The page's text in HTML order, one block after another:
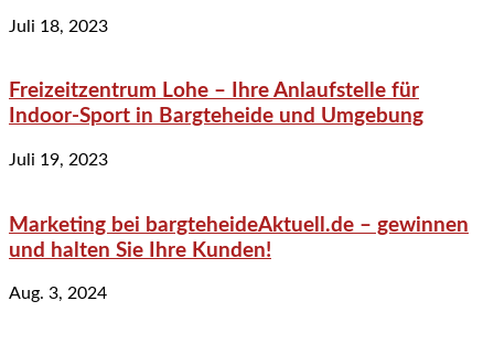
Juli 18, 2023
Freizeitzentrum Lohe – Ihre Anlaufstelle für
Indoor-Sport in Bargteheide und Umgebung
Juli 19, 2023
Marketing bei bargteheideAktuell.de – gewinnen
und halten Sie Ihre Kunden!
Aug. 3, 2024